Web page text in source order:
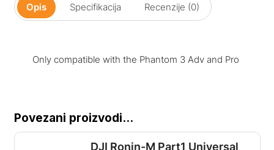
Opis Specifikacija Recenzije (0)
Only compatible with the Phantom 3 Adv and Pro
Povezani proizvodi...
DJI Ronin-M Part1 Universal